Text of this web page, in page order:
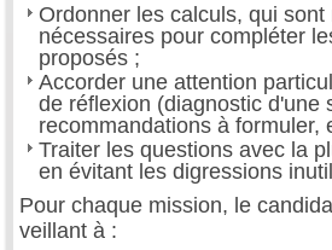
Ordonner les calculs, qui
nécessaires pour compléter
proposés ;
Accorder une attention
de réflexion (diagnostic d'une
recommandations à formuler,
Traiter les questions avec la
en évitant les digressions
Pour chaque mission, le
veillant à :